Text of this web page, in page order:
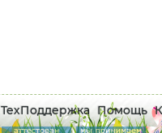
ТехПоддержка Помощь